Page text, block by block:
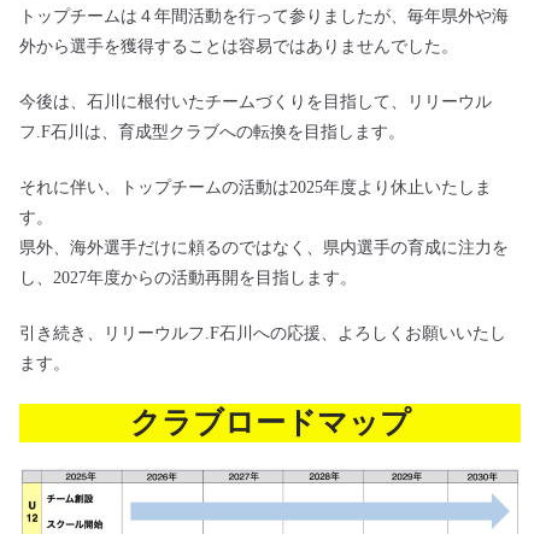
トップチームは４年間活動を行って参りましたが、毎年県外や海
外から選手を獲得することは容易ではありませんでした。
今後は、石川に根付いたチームづくりを目指して、リリーウル
フ.F石川は、育成型クラブへの転換を目指します。
それに伴い、トップチームの活動は2025年度より休止いたしま
す。
県外、海外選手だけに頼るのではなく、県内選手の育成に注力を
し、2027年度からの活動再開を目指します。
引き続き、リリーウルフ.F石川への応援、よろしくお願いいたし
ます。
クラブロードマップ